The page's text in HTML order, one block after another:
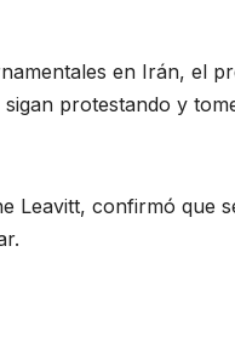
en Irán, el
protestando y
Leavitt, confirmó que